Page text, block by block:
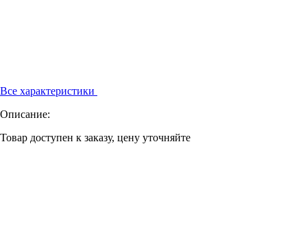
Все характеристики
Описание:
Товар доступен к заказу, цену уточняйте